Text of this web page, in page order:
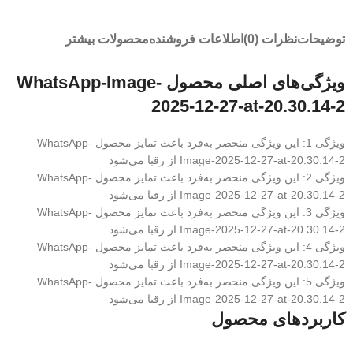
توضیحاتنظرات (0) اطلاعات فروشندهمحصولات بیشتر
ویژگی‌های اصلی محصول WhatsApp-Image-
2025-12-27-at-20.30.14-2
ویژگی 1: این ویژگی منحصر به‌فرد باعث تمایز محصول WhatsApp-
Image-2025-12-27-at-20.30.14-2 از رقبا می‌شود
ویژگی 2: این ویژگی منحصر به‌فرد باعث تمایز محصول WhatsApp-
Image-2025-12-27-at-20.30.14-2 از رقبا می‌شود
ویژگی 3: این ویژگی منحصر به‌فرد باعث تمایز محصول WhatsApp-
Image-2025-12-27-at-20.30.14-2 از رقبا می‌شود
ویژگی 4: این ویژگی منحصر به‌فرد باعث تمایز محصول WhatsApp-
Image-2025-12-27-at-20.30.14-2 از رقبا می‌شود
ویژگی 5: این ویژگی منحصر به‌فرد باعث تمایز محصول WhatsApp-
Image-2025-12-27-at-20.30.14-2 از رقبا می‌شود
کاربردهای محصول